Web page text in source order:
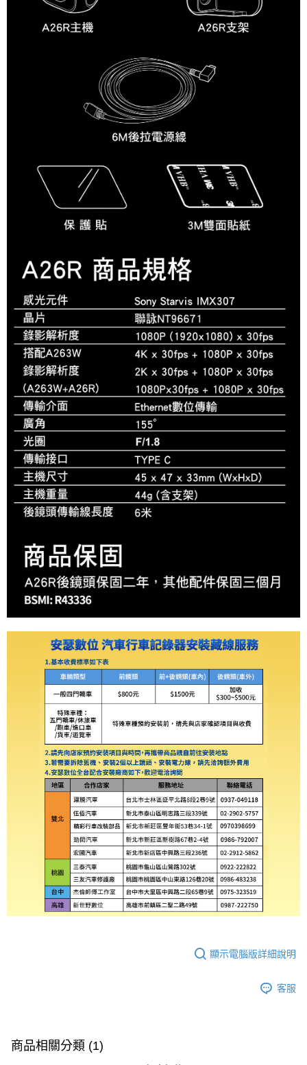
顯示電腦版詳細說明
客服
商品相關分類 (1)